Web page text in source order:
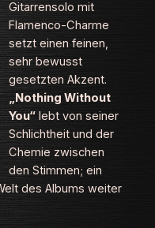
Gitarrensolo mit
Flamenco-Charme
setzt einen feinen,
sehr bewusst
gesetzten Akzent.
„Nothing Without
You“lebt von seiner
Schlichtheit und der
Chemie zwischen
den Stimmen; ein
des Albums weiter